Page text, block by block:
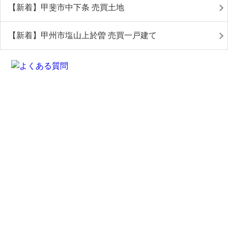
【新着】甲斐市中下条 売買土地
【新着】甲州市塩山上於曽 売買一戸建て